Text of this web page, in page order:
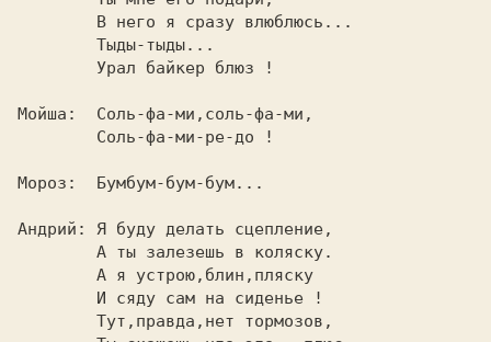
Мороз:  Бумбум-бум-бум...
Андрий: Я буду делать сцепление,